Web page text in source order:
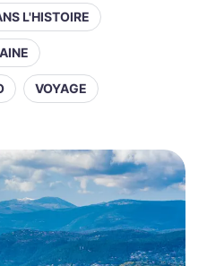
L'HISTOIRE
VOYAGE